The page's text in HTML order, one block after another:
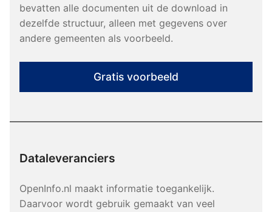
bevatten alle documenten uit de download in
dezelfde structuur, alleen met gegevens over
andere gemeenten als voorbeeld.
Gratis voorbeeld
Dataleveranciers
OpenInfo.nl maakt informatie toegankelijk.
Daarvoor wordt gebruik gemaakt van veel